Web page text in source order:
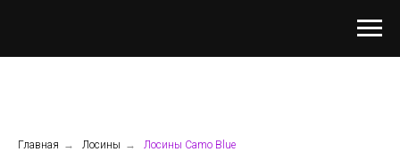
Главная → Лосины → Лосины Camo Blue